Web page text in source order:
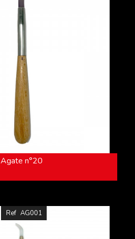
Agate n°20
Ref AG001